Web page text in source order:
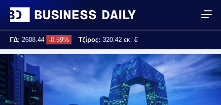
ΓΔ: 2608.44 -0.59% Τζίρος: 320.42 εκ. €
Τελ. ενημέρωση: 17:25:02